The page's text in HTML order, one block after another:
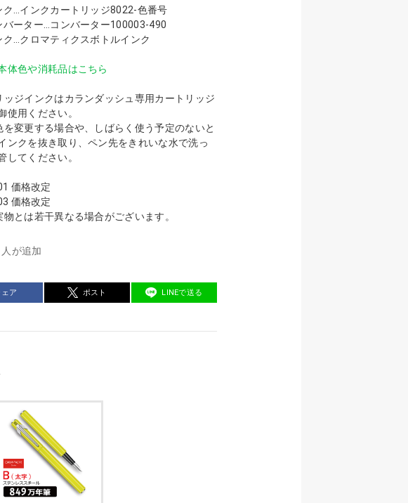
ク…インクカートリッジ8022-色番号
バーター…コンバーター100003-490
ク…クロマティクスボトルインク
体色や消耗品はこちら
ッジインクはカランダッシュ専用カートリッジ
使用ください。
を変更する場合や、しばらく使う予定のないと
ンクを抜き取り、ペン先をきれいな水で洗っ
してください。
価格改定
価格改定
とは若干異なる場合がございます。
人が追加
ア ポスト LINEで送る